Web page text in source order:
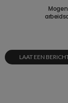
LAAT EEN